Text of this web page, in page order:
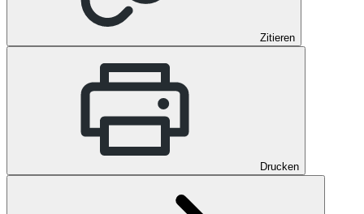
Zitieren
Drucken